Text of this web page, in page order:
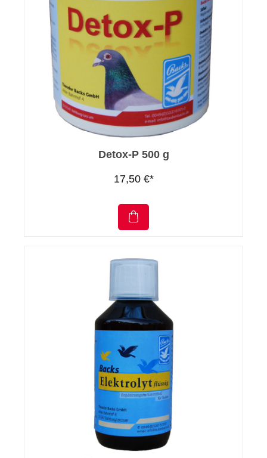
Detox-P 500 g
17,50 €*